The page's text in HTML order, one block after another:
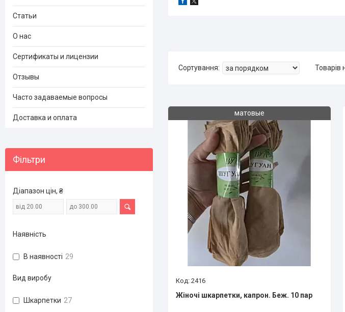
матовые
2416
Жіночі шкарпетки, капрон. Беж. 10 пар
Статьи
О нас
Сертификаты и лицензии
Отзывы
Часто задаваемые вопросы
Доставка и оплата
Фільтри
Діапазон цін, ₴
Наявність
В наявності 29
Вид виробу
Шкарпетки 27